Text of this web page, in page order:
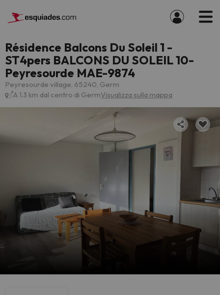
Résidence Balcons Du Soleil 1 -
ST4pers BALCONS DU SOLEIL 10-
Peyresourde MAE-9874
Peyresourde village, 65240, Germ
A 1.3 km dal centro di GermVisualizza sulla mappa